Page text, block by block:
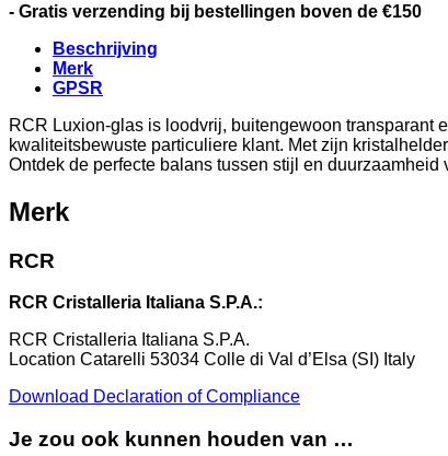
- Gratis verzending bij bestellingen boven de €150
Beschrijving
Merk
GPSR
RCR Luxion-glas is loodvrij, buitengewoon transparant
kwaliteitsbewuste particuliere klant. Met zijn
Ontdek de perfecte balans tussen stijl en duurzaamheid
Merk
RCR
RCR Cristalleria Italiana S.P.A.:
RCR Cristalleria Italiana S.P.A.
Location Catarelli 53034 Colle di Val d’Elsa (SI) Italy
Download Declaration of Compliance
Je zou ook kunnen houden van …